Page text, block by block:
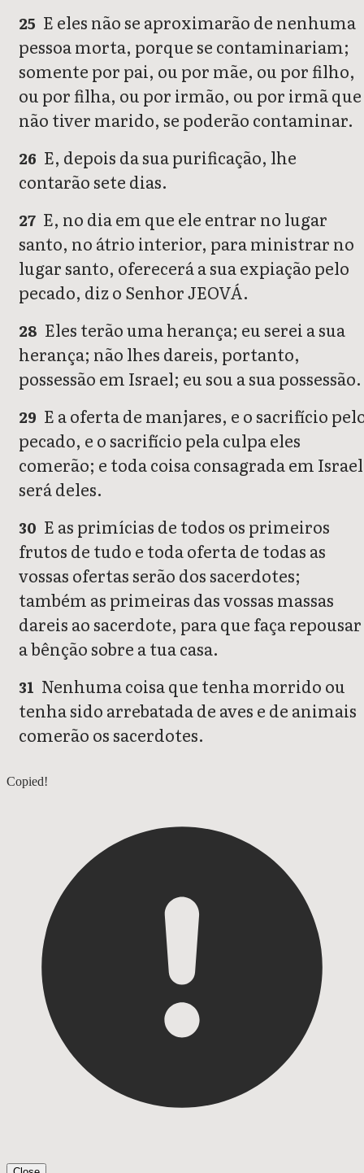
25 E eles não se aproximarão de nenhuma
pessoa morta, porque se contaminariam;
somente por pai, ou por mãe, ou por filho,
ou por filha, ou por irmão, ou por irmã que
não tiver marido, se poderão contaminar.
26 E, depois da sua purificação, lhe
contarão sete dias.
27 E, no dia em que ele entrar no lugar
santo, no átrio interior, para ministrar no
lugar santo, oferecerá a sua expiação pelo
pecado, diz o Senhor JEOVÁ.
28 Eles terão uma herança; eu serei a sua
herança; não lhes dareis, portanto,
possessão em Israel; eu sou a sua possessão.
29 E a oferta de manjares, e o sacrifício
pecado, e o sacrifício pela culpa eles
comerão; e toda coisa consagrada em Israel
será deles.
30 E as primícias de todos os primeiros
frutos de tudo e toda oferta de todas as
vossas ofertas serão dos sacerdotes;
também as primeiras das vossas massas
dareis ao sacerdote, para que faça repousar
a bênção sobre a tua casa.
31 Nenhuma coisa que tenha morrido ou
tenha sido arrebatada de aves e de animais
comerão os sacerdotes.
Ezequiel 43
Copied!